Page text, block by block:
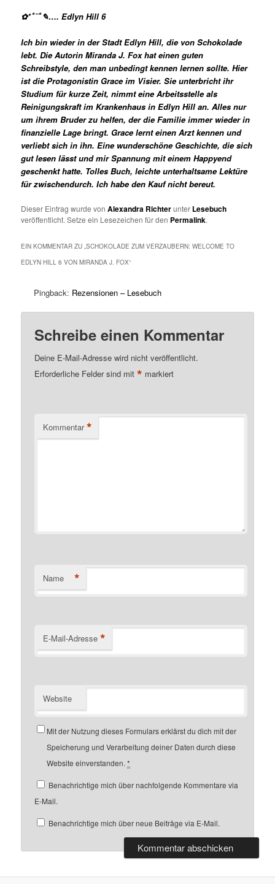
✿*ﾟ¨ﾟ✎…. Edlyn Hill 6
Ich bin wieder in der Stadt Edlyn Hill, die von Schokolade
lebt. Die Autorin Miranda J. Fox hat einen guten
Schreibstyle, den man unbedingt kennen lernen sollte. Hier
ist die Protagonistin Grace im Visier. Sie unterbricht ihr
Studium für kurze Zeit, nimmt eine Arbeitsstelle als
Reinigungskraft im Krankenhaus in Edlyn Hill an. Alles nur
um ihrem Bruder zu helfen, der die Familie immer wieder in
finanzielle Lage bringt. Grace lernt einen Arzt kennen und
verliebt sich in ihn. Eine wunderschöne Geschichte, die sich
gut lesen lässt und mir Spannung mit einem Happyend
geschenkt hatte. Tolles Buch, leichte unterhaltsame Lektüre
für zwischendurch. Ich habe den Kauf nicht bereut.
Dieser Eintrag wurde vonAlexandra Richterunter Lesebuch
veröffentlicht. Setze ein Lesezeichen für den Permalink.
EIN KOMMENTAR ZU „SCHOKOLADE ZUM VERZAUBERN: WELCOME TO
EDLYN HILL 6 VON MIRANDA J. FOX“
Pingback: Rezensionen – Lesebuch
Schreibe einen Kommentar
Deine E-Mail-Adresse wird nicht veröffentlicht.
Erforderliche Felder sind mit* markiert
Kommentar *
Name *
E-Mail-Adresse *
Website
Mit der Nutzung dieses Formulars erklärst du dich mit der
Speicherung und Verarbeitung deiner Daten durch diese
Website einverstanden.*
Benachrichtige mich über nachfolgende Kommentare via
E-Mail.
Benachrichtige mich über neue Beiträge via E-Mail.